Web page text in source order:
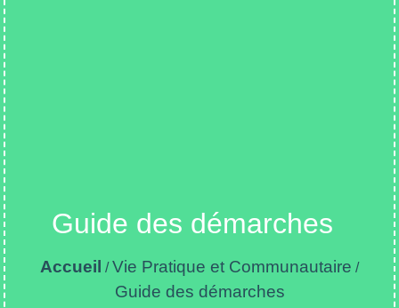
Guide des démarches
Accueil /Vie Pratique et Communautaire /
Guide des démarches